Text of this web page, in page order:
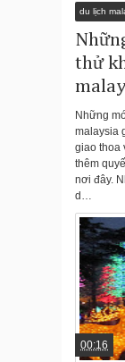
du lịch
thử
Những
malaysia
giao thoa
thêm
nơi đây.
d…
00:16